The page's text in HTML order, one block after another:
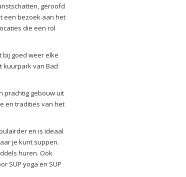
geroofd
een bezoek aan het
die een rol
bij goed weer elke
kuurpark van Bad
prachtig gebouw uit
en tradities van het
en is ideaal
je kunt suppen.
huren. Ook
SUP yoga en SUP